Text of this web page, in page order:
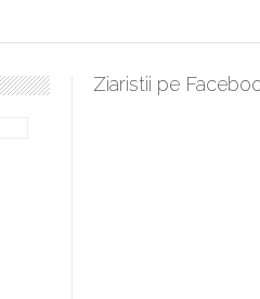
Sculați, sculați, boieri mari!
Ziaristii pe